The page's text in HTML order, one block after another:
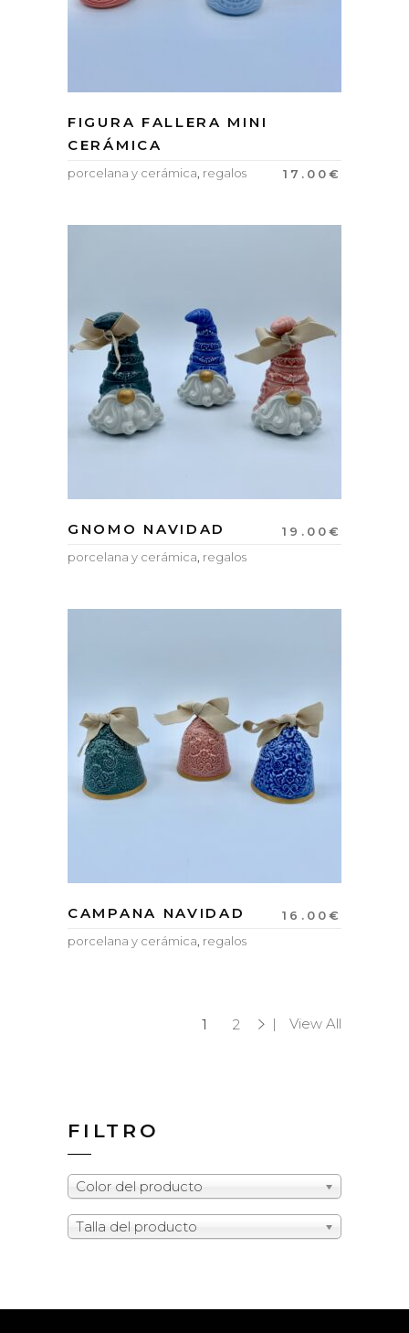
FIGURA FALLERA MINI
CERÁMICA
17.00€
porcelana y cerámica, regalos
GNOMO NAVIDAD 19.00€
porcelana y cerámica, regalos
CAMPANA NAVIDAD 16.00€
porcelana y cerámica, regalos
1 2 View All
FILTRO
Color del producto
Talla del producto